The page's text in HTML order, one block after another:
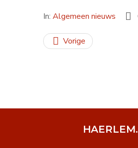
In: Algemeen nieuws
Vorige